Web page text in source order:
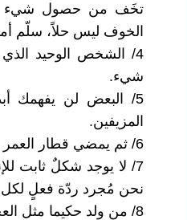
تخَف من حصول شيء
الخوف ليس حلاً، سلّم
4/ الشخص الوحيد
شيء.
5/ البعض لن يفهمك
المزيفين.
6/ ثم يمضي قطار العمر بين ذاهب يحلم بالكثير وعائد مكتفي بالقليل.
7/ لا يوجد شكلٌ ثابت
نحن مُجرد ردّة فعلٍ لكل
8/ من ولد حكيما مثل العجوز لابد و أن يموت بريئا كالطفل.